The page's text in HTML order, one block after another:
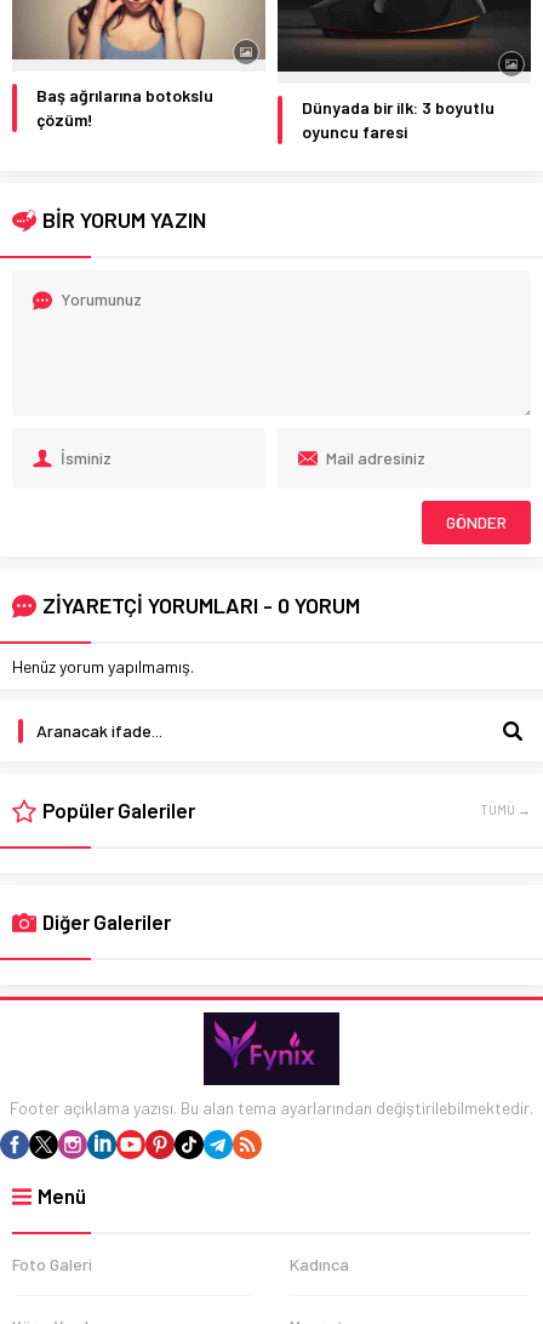
Baş ağrılarına botokslu
çözüm!
Dünyada bir ilk: 3 boyutlu
oyuncu faresi
BİR YORUM YAZIN
ZİYARETÇİ YORUMLARI - 0 YORUM
Henüz yorum yapılmamış.
Popüler Galeriler TÜMÜ →
Diğer Galeriler
Footer açıklama yazısı. Bu alan tema ayarlarından değiştirilebilmektedir.
Menü
Foto Galeri Kadınca